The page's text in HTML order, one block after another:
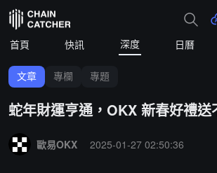
首頁 快訊 深度 日曆
文章 專欄 專題
蛇年財運亨通，OKX 新春好禮送
歐易OKX
2025-01-27 02:50:36